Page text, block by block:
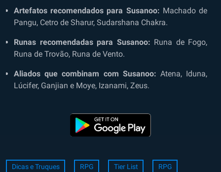
Artefatos recomendados para Susanoo: Machado de
Pangu, Cetro de Sharur, Sudarshana Chakra.
Runas recomendadas para Susanoo: Runa de Fogo,
Runa de Trovão, Runa de Vento.
Aliados que combinam com Susanoo: Atena, Iduna,
Lúcifer, Ganjian e Moye, Izanami, Zeus.
Dicas e Truques RPG Tier List RPG